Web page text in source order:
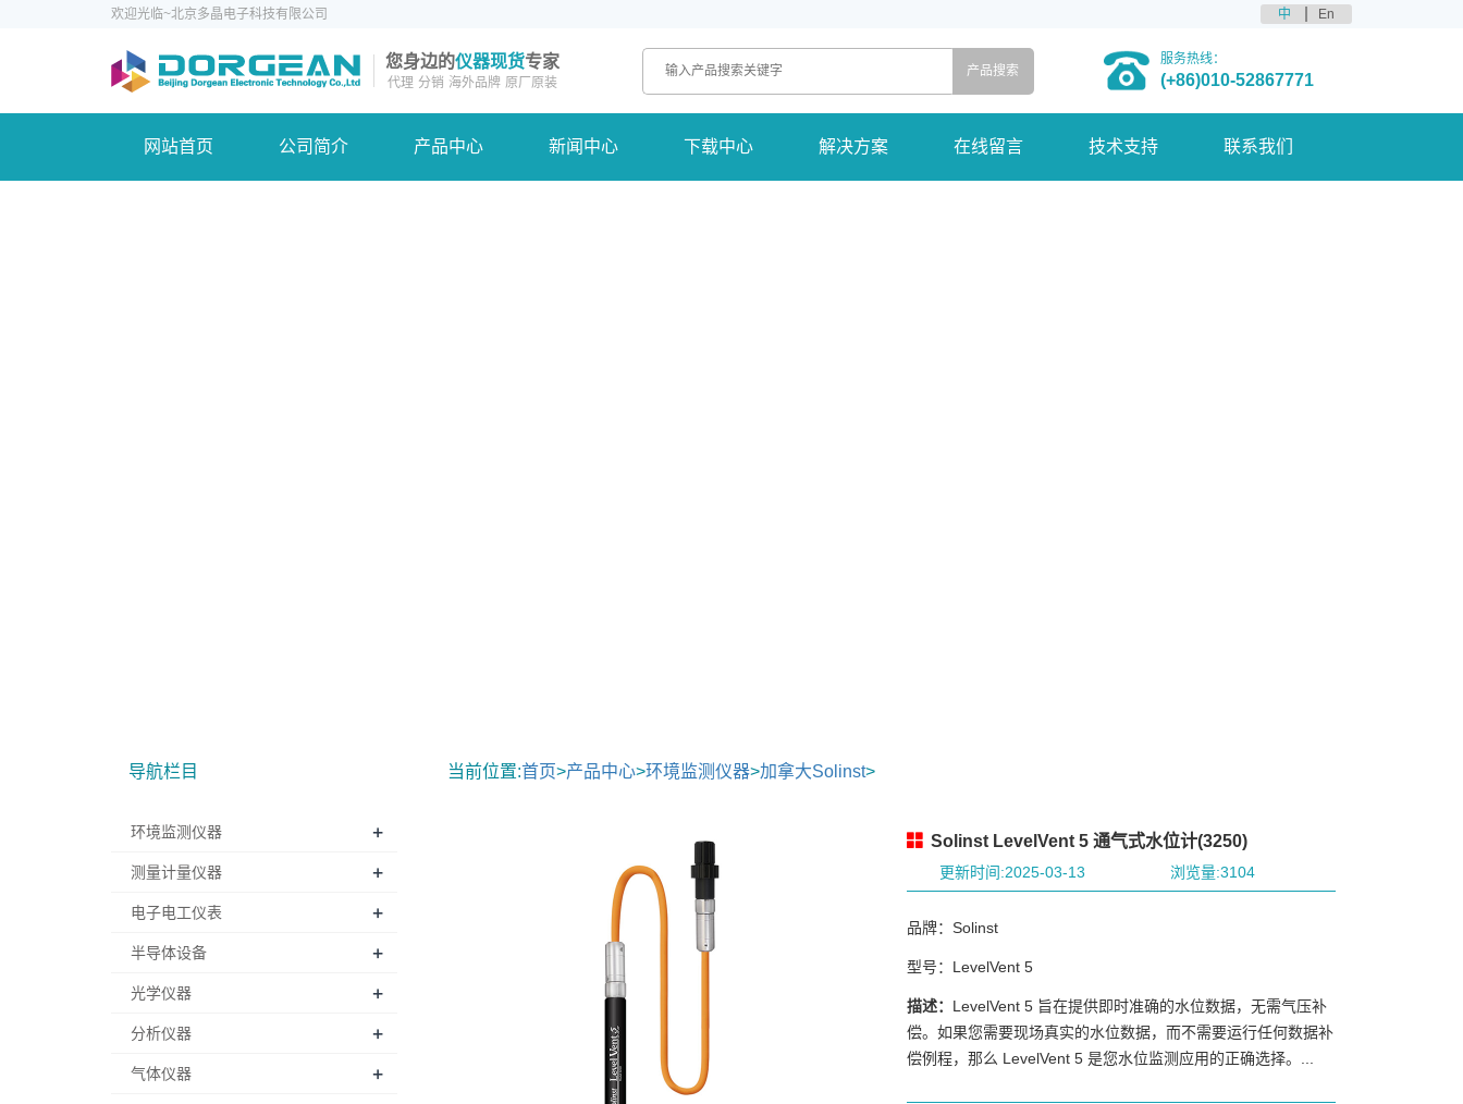
欢迎光临~北京多晶电子科技有限公司 中 En
您身边的仪器现货专家
代理 分销 海外品牌 原厂原装
服务热线：
(+86)010-52867771
网站首页 公司简介 产品中心 新闻中心 下载中心 解决方案 在线留言 技术支持 联系我们
当前位置:首页>产品中心>环境监测仪器>加拿大Solinst>
Solinst LevelVent 5 通气式水位计(3250)
更新时间:2025-03-13 浏览量:3104
品牌：Solinst
型号：LevelVent 5
描述： LevelVent 5 旨在提供即时准确的水位数据，无需气压补
偿。如果您需要现场真实的水位数据，而不需要运行任何数据补
偿例程，那么 LevelVent 5 是您水位监测应用的正确选择。...
导航栏目
环境监测仪器 +
测量计量仪器 +
电子电工仪表 +
半导体设备 +
光学仪器 +
分析仪器 +
气体仪器 +